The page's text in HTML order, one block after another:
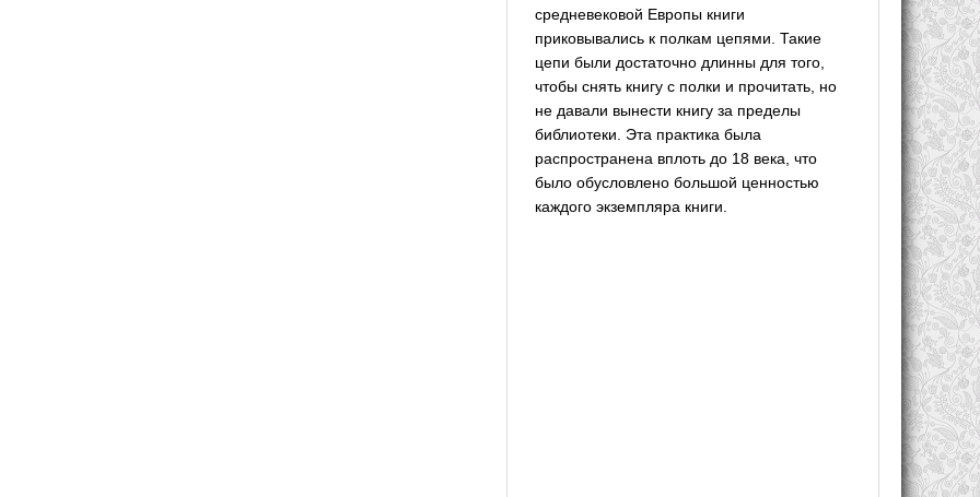
средневековой Европы книги
приковывались к полкам цепями. Такие
цепи были достаточно длинны для того,
чтобы снять книгу с полки и прочитать, но
не давали вынести книгу за пределы
библиотеки. Эта практика была
распространена вплоть до 18 века, что
было обусловлено большой ценностью
каждого экземпляра книги.